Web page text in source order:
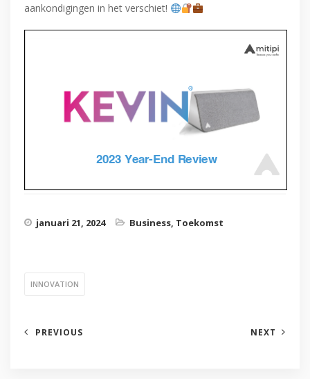
aankondigingen in het verschiet!
januari 21, 2024 Business, Toekomst
INNOVATION
PREVIOUS NEXT